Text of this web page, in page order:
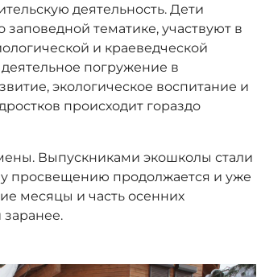
деятельность. Дети
тематике, участвуют в
и краеведческой
погружение в
экологическое воспитание и
происходит гораздо
Выпускниками экошколы стали
просвещению продолжается и уже
месяцы и часть осенних